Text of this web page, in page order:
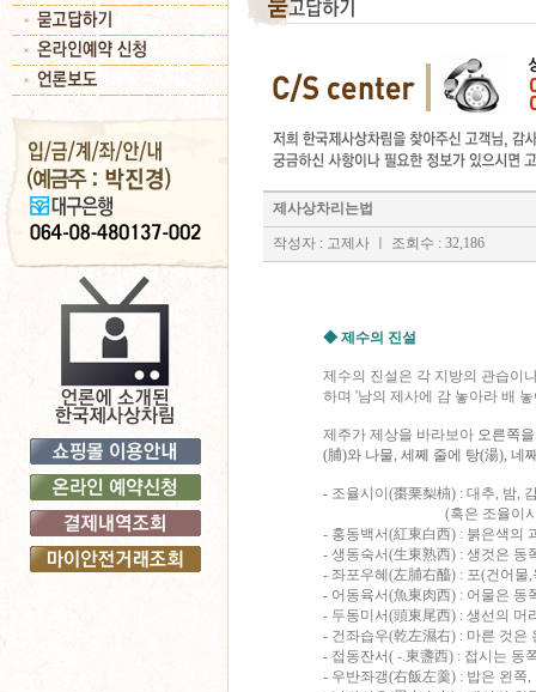
제사상차리는법
작성자 : 고제사 ㅣ 조회수 : 32,186
◆ 제수의 진설
제수의 진설은 각 지방의 관습이
하며 '남의 제사에 감 놓아라 배
제주가 제상을 바라보아 오른쪽
(脯)와 나물, 세쩨 줄에 탕(湯), 네
- 조율시이(棗栗梨枾) : 대추, 밤,
(혹은 조율이시로 놓
- 홍동백서(紅東白西) : 붉은색의
- 생동숙서(生東熟西) : 생것은 동
- 좌포우혜(左脯右醯) : 포(건어물
- 어동육서(魚東肉西) : 어물은 동
- 두동미서(頭東尾西) : 생선의 머
- 건좌습우(乾左濕右) : 마른 것은
- 접동잔서( -.東盞西) : 접시는 동
- 우반좌갱(右飯左羹) : 밥은 왼쪽,